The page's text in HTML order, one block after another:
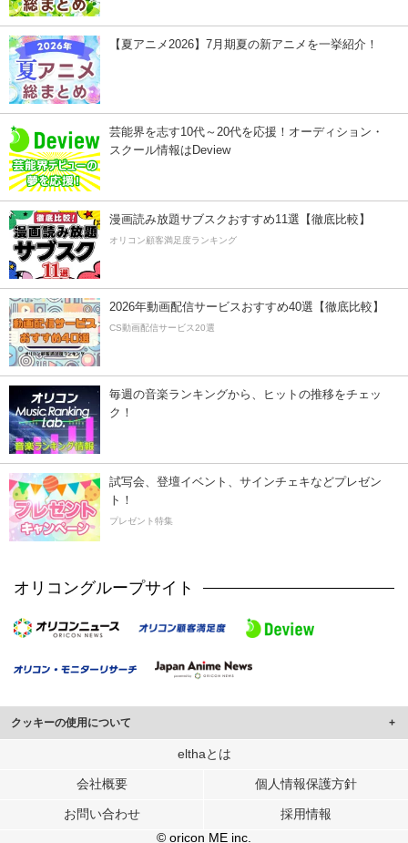
【夏アニメ2026】7月期夏の新アニメを一挙紹介！
芸能界を志す10代～20代を応援！オーディション・
スクール情報はDeview
漫画読み放題サブスクおすすめ11選【徹底比較】
オリコン顧客満足度ランキング
2026年動画配信サービスおすすめ40選【徹底比較】
CS動画配信サービス20選
毎週の音楽ランキングから、ヒットの推移をチェッ
ク！
試写会、登壇イベント、サインチェキなどプレゼン
ト！
プレゼント特集
オリコングループサイト
クッキーの使用について
このサイトでは Cookie を使用して、ユーザーに合わせたコンテンツや広告の
行っています。
メディアや広告配信、データ解析の各パートナーに提供しています。
各パートナーは、この情報とユーザーが各パートナーに提供した他の情報や、
elthaとは
会社概要 個人情報保護方針
お問い合わせ
採用情報
© oricon ME inc.